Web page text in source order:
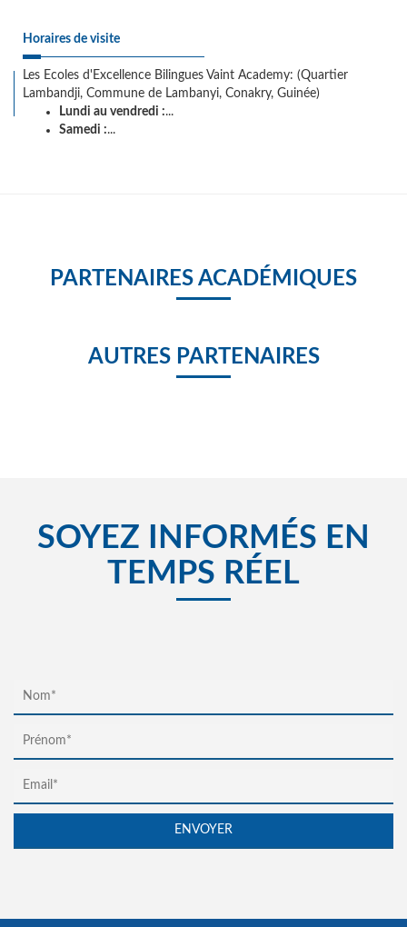
Horaires de visite
Les Ecoles d'Excellence Bilingues Vaint Academy: (Quartier
Lambandji, Commune de Lambanyi, Conakry, Guinée)
Lundi au vendredi :...
Samedi :...
PARTENAIRES ACADÉMIQUES
AUTRES PARTENAIRES
SOYEZ INFORMÉS EN
TEMPS RÉEL